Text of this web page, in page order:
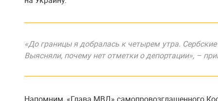
«До границы я добралась к четырем утра.
Выясняли, почему нет отметки о депортации», –